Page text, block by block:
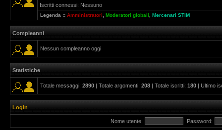
Iscritti connessi: Nessuno
Legenda :: Amministratori Moderatori globali Mercenari STIM
Compleanni
Nessun compleanno oggi
Statistiche
Totale messaggi: 2890 | Totale argomenti: 208 | Totale iscritti: 180 | Ultimo
Login
Nome utente: Password: